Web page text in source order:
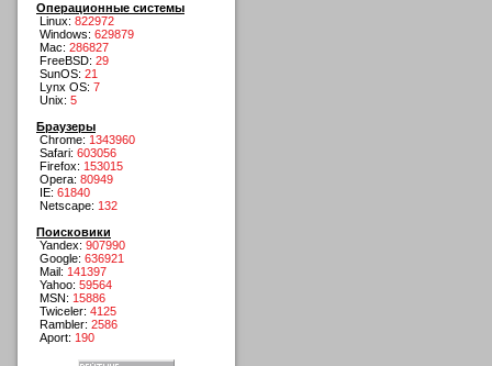
Операционные системы
Linux: 822972
Windows: 629879
Mac: 286827
FreeBSD: 29
SunOS: 21
Lynx OS: 7
Unix: 5
Браузеры
Chrome: 1343960
Safari: 603056
Firefox: 153015
Opera: 80949
IE: 61840
Netscape: 132
Поисковики
Yandex: 907990
Google: 636921
Mail: 141397
Yahoo: 59564
MSN: 15886
Twiceler: 4125
Rambler: 2586
Aport: 190